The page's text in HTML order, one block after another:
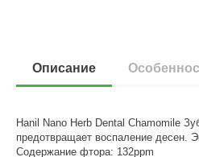
Описание
Hanil Nano Herb Dental Chamomile
предотвращает воспаление десен.
Содержание фтора: 132ppm